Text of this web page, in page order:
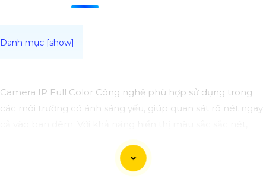
Camera IP Full Color Công nghệ phù hợp sử dụng trong
các môi trường có ánh sáng yếu, giúp quan sát rõ nét ngay
mọi hoạt động xung quanh, hình ảnh có màu ban đêm